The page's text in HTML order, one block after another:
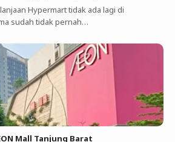
Hypermart tidak ada lagi di
sudah tidak pernah…
Mall Tanjung Barat